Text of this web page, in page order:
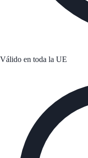
Válido en toda la UE